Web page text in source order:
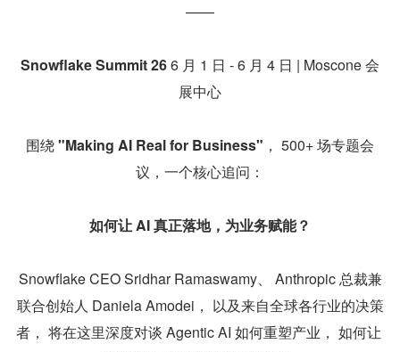
——
Snowflake Summit 26 6 月 1 日 - 6 月 4 日 | Moscone 会
展中心
围绕 "Making AI Real for Business" ， 500+ 场专题会
议，一个核心追问：
如何让 AI 真正落地，为业务赋能？
Snowflake CEO Sridhar Ramaswamy、 Anthropic 总裁兼
联合创始人 Daniela Amodei， 以及来自全球各行业的决策
者， 将在这里深度对谈 Agentic AI 如何重塑产业， 如何让